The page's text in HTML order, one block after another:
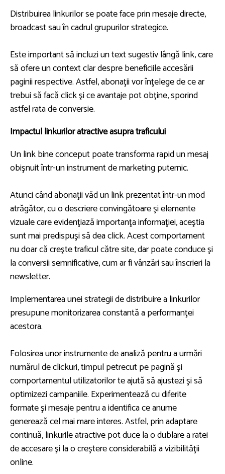
Distribuirea linkurilor se poate face prin mesaje directe,
broadcast sau în cadrul grupurilor strategice.
Este important să incluzi un text sugestiv lângă link, care
să ofere un context clar despre beneficiile accesării
paginii respective. Astfel, abonaţii vor înţelege de ce ar
trebui să facă click şi ce avantaje pot obţine, sporind
astfel rata de conversie.
Impactul linkurilor atractive asupra traficului
Un link bine conceput poate transforma rapid un mesaj
obişnuit într-un instrument de marketing puternic.
Atunci când abonaţii văd un link prezentat într-un mod
atrăgător, cu o descriere convingătoare şi elemente
vizuale care evidenţiază importanţa informaţiei, aceştia
sunt mai predispuşi să dea click. Acest comportament
nu doar că creşte traficul către site, dar poate conduce şi
la conversii semnificative, cum ar fi vânzări sau înscrieri la
newsletter.
Implementarea unei strategii de distribuire a linkurilor
presupune monitorizarea constantă a performanţei
acestora.
Folosirea unor instrumente de analiză pentru a urmări
numărul de clickuri, timpul petrecut pe pagină şi
comportamentul utilizatorilor te ajută să ajustezi şi să
optimizezi campaniile. Experimentează cu diferite
formate şi mesaje pentru a identifica ce anume
generează cel mai mare interes. Astfel, prin adaptare
continuă, linkurile atractive pot duce la o dublare a ratei
de accesare şi la o creştere considerabilă a vizibilităţii
online.